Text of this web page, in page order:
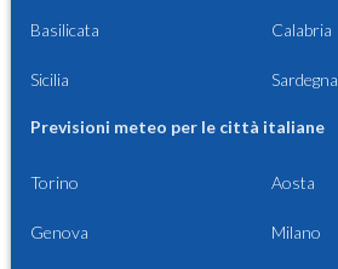
Basilicata Calabria
Sicilia Sardegna
Previsioni meteo per le città italiane
Torino Aosta
Genova Milano